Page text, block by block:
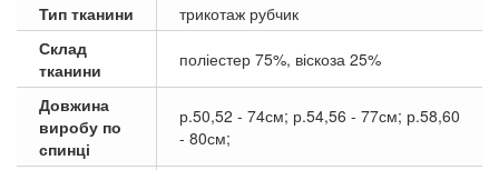
Тип тканини
трикотаж рубчик
Склад
тканини
поліестер 75%, віскоза 25%
Довжина
виробу по
спинці
р.50,52 - 74см; р.54,56 - 77см; р.58,60
- 80см;